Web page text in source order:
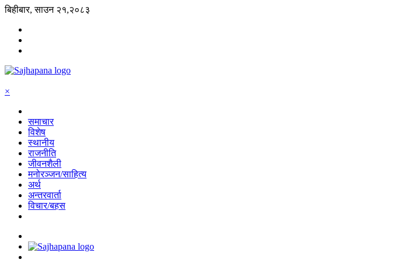
बिहीबार, साउन २१,२०८३
×
समाचार
विशेष
स्थानीय
राजनीति
जीवनशैली
मनोरञ्जन/साहित्य
अर्थ
अन्तरवार्ता
विचार/बहस